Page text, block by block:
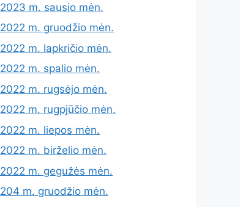
2023 m. sausio mėn.
2022 m. gruodžio mėn.
2022 m. lapkričio mėn.
2022 m. spalio mėn.
2022 m. rugsėjo mėn.
2022 m. rugpjūčio mėn.
2022 m. liepos mėn.
2022 m. birželio mėn.
2022 m. gegužės mėn.
204 m. gruodžio mėn.